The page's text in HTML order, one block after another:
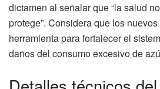
dictamen al señalar que “la salud
protege”. Considera que los
herramienta para fortalecer el
daños del consumo excesivo de